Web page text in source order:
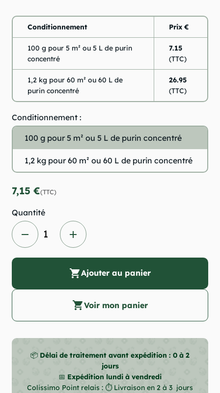
Conditionnement Prix €
100 g pour 5 m² ou 5 L de purin
concentré
7.15
(TTC)
1,2 kg pour 60 m² ou 60 L de
purin concentré
26.95
(TTC)
Conditionnement :
100 g pour 5 m² ou 5 L de purin concentré
1,2 kg pour 60 m² ou 60 L de purin concentré
7,15 €(TTC)
Quantité
remove add
shopping_cartAjouter au panier
shopping_cartVoir mon panier
📦 Délai de traitement avant expédition : 0 à 2
jours
📅 Expédition lundi à vendredi
Colissimo Point relais : ⏱ Livraison en 2 à 3 jours